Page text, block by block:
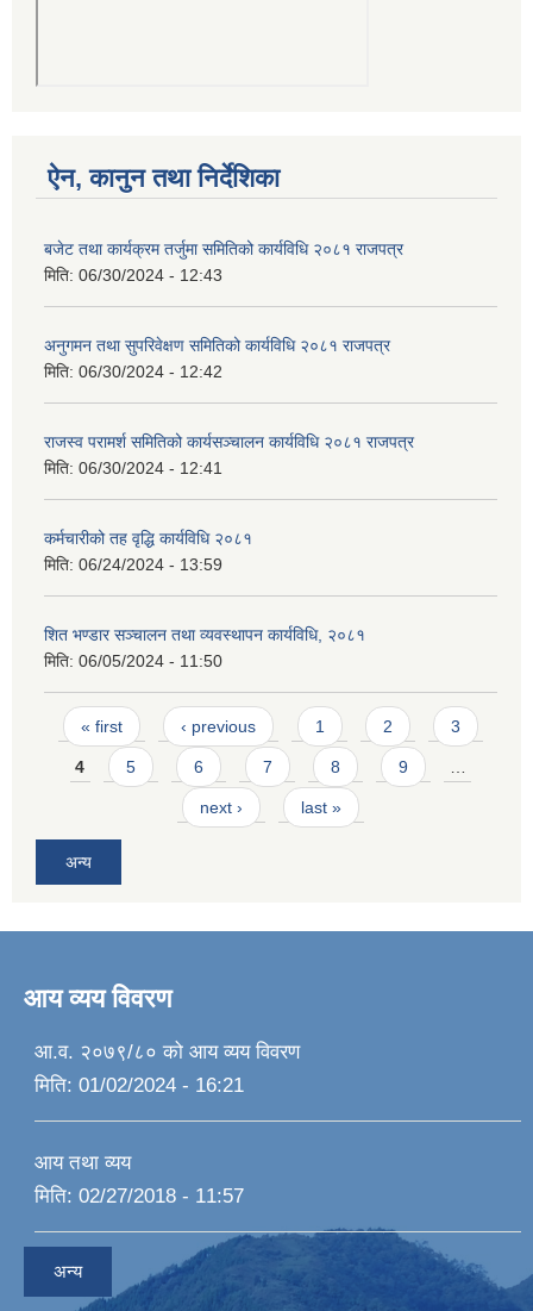
ऐन, कानुन तथा निर्देशिका
बजेट तथा कार्यक्रम तर्जुमा समितिको कार्यविधि २०८१ राजपत्र
मिति: 06/30/2024 - 12:43
अनुगमन तथा सुपरिवेक्षण समितिको कार्यविधि २०८१ राजपत्र
मिति: 06/30/2024 - 12:42
राजस्व परामर्श समितिको कार्यसञ्चालन कार्यविधि २०८१ राजपत्र
मिति: 06/30/2024 - 12:41
कर्मचारीको तह वृद्धि कार्यविधि २०८१
मिति: 06/24/2024 - 13:59
शित भण्डार सञ्चालन तथा व्यवस्थापन कार्यविधि, २०८१
मिति: 06/05/2024 - 11:50
Pages
« first ‹ previous 1 2 3
4 5 6 7 8 9
next › last »
अन्य
आय व्यय विवरण
आ.व. २०७९/८० को आय व्यय विवरण
मिति: 01/02/2024 - 16:21
आय तथा व्यय
मिति: 02/27/2018 - 11:57
अन्य